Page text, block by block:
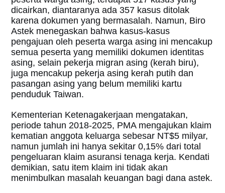
dicairkan, diantaranya ada 357 kasus ditolak
karena dokumen yang bermasalah. Namun, Biro
Astek menegaskan bahwa kasus-kasus
pengajuan oleh peserta warga asing ini mencakup
semua peserta yang memiliki dokumen identitas
asing, selain pekerja migran asing (kerah biru),
juga mencakup pekerja asing kerah putih dan
pasangan asing yang belum memiliki kartu
penduduk Taiwan.
Kementerian Ketenagakerjaan mengatakan,
periode tahun 2018-2025, PMA mengajukan klaim
kematian anggota keluarga sebesar NT$5 milyar,
namun jumlah ini hanya sekitar 0,15% dari total
pengeluaran klaim asuransi tenaga kerja. Kendati
demikian, satu item klaim ini tidak akan
menimbulkan masalah keuangan bagi dana astek.